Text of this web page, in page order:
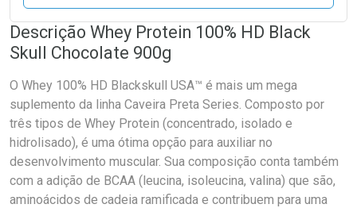
Descrição Whey Protein 100% HD Black
Skull Chocolate 900g
O Whey 100% HD Blackskull USA™ é mais um mega
suplemento da linha Caveira Preta Series. Composto por
três tipos de Whey Protein (concentrado, isolado e
hidrolisado), é uma ótima opção para auxiliar no
desenvolvimento muscular. Sua composição conta também
com a adição de BCAA (leucina, isoleucina, valina) que são,
aminoácidos de cadeia ramificada e contribuem para uma